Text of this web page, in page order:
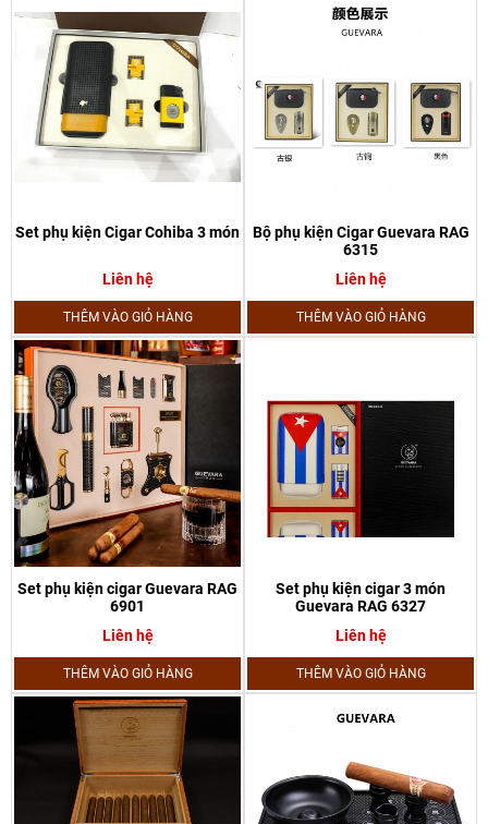
Set phụ kiện Cigar Cohiba 3 món
Liên hệ
THÊM VÀO GIỎ HÀNG
Bộ phụ kiện Cigar Guevara RAG
6315
Liên hệ
THÊM VÀO GIỎ HÀNG
Set phụ kiện cigar Guevara RAG
6901
Liên hệ
THÊM VÀO GIỎ HÀNG
Set phụ kiện cigar 3 món
Guevara RAG 6327
Liên hệ
THÊM VÀO GIỎ HÀNG